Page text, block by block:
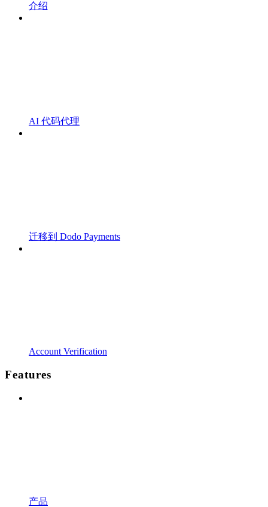
介绍
AI 代码代理
迁移到 Dodo Payments
Account Verification
Features
产品